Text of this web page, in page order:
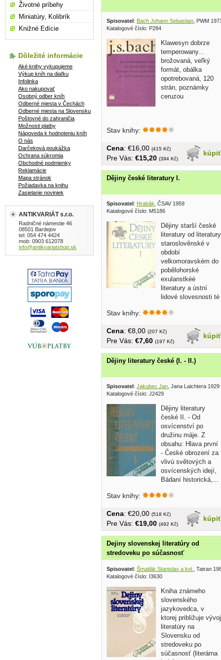
Spisovatel : Bach Johann Sebastian, PWM
Katalogové číslo: P284
Klawesyn dobrze
temperowany...
brožovaná, veľký
formát, obálka
opotrebovaná, 120
strán, poznámky
ceruzou
Stav knihy:
kúpiť
Cena: €16,00 (415 Kč)
Pre Vás: €15,20 (394 Kč)
Dějiny české literatury I.
Spisovatel: Hrabák , ČSAV 1959
Katalogové číslo: M5186
Dějiny starší české
literatury od literatury
staroslověnské v
období
velkomoravském do
pobělohorské
exulanstkéé
literatury a ústní
lidové slovesnosti té
Stav knihy:
kúpiť
Cena: €8,00 (207 Kč)
Pre Vás: €7,60 (197 Kč)
Dějiny literatury české (I. - II.)
Spisovatel: Jakubec Jan , Jana Laichtera 1929
Katalogové číslo: J2429
Dějiny literatury
české II. - Od
osvícenství po
družinu máje. Z
obsahu: Hlava první
- České obrození za
vlivú světových a
osvícenských idejí,
Bádaní historická,...
Stav knihy:
kúpiť
Cena: €20,00 (518 Kč)
Pre Vás: €19,00 (492 Kč)
Dejiny slovenskej literatúry od
stredoveku po súčasnosť
Spisovatel: Šmatlák Stanislav a kol.
, Tatran
Katalogové číslo: I3630
Kniha známeho
slovenského
jazykovedca, v
ktorej približuje vývoj
literatúry na
Slovensku od
stredoveku po
súčasnosť (literárna
Životné príbehy
Miniatúry, Kolibrík
Knižné Edície
Dôležité informácie
Aké knihy vykupujeme
Výkup kníh na diaľku
Infolinka
Ako nakupovať
Osobný odber kníh
Odberné miesta v Čechách
Odberné miesta na Slovensku
Poštovné do zahraničia
Možnosti platby
Nápoveda k hodnoteniu kníh
O nás
Darčeková poukážka
Ochrana súkromia
Obchodné podmienky
Reklamácie
Mapa stránok
Požiadavka na knihu
Zasielanie noviniek
ANTIKVARIÁT s.r.o.
Radničné námestie 46
08501 Bardejov
tel: 054 474 4424
mob: 0903 612078
info@antikvariatshop.sk